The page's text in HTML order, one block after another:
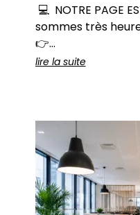
💻 NOTRE PAGE
sommes très
👉
https://
anime et
quotidien.
lire la suite